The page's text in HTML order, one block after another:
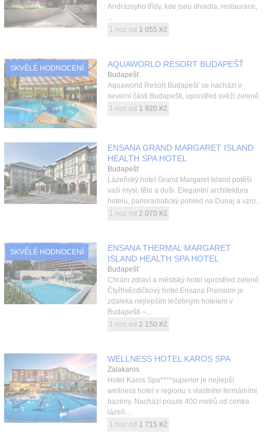
Andrássyho třídy, kde jsou divadla, restaurace,
...
1 noc od 1 055 Kč
SKVĚLÉ HODNOCENÍ AQUAWORLD RESORT BUDAPEŠŤ
Budapešť
Aquaworld Resort Budapešť se nachází v
severní části Budapešti, uprostřed svěží zeleně.
1 noc od 1 920 Kč
ENSANA GRAND MARGARET ISLAND
HEALTH SPA HOTEL
Budapešť
Lázeňský hotel Grand Margaret Island potěší
vaši mysl, tělo a duši. Elegantní architektura
hotelu, panoramatický pohled na Dunaj a vzro...
1 noc od 2 070 Kč
SKVĚLÉ HODNOCENÍ
ENSANA THERMAL MARGARET
ISLAND HEALTH SPA HOTEL
Budapešť
Chrám zdraví a městský hotel uprostřed zeleně.
Čtyřhvězdičkový hotel Ensana Premium je
zdaleka nejlepším léčebným hotelem v
Budapešti –...
1 noc od 2 150 Kč
WELLNESS HOTEL KAROS SPA
Zalakaros
Hotel Karos Spa****superior je nejlepší
wellness hotel v regionu s vlastními termálními
bazény. Nachází pouze 400 metrů od centra
lázeň...
1 noc od 1 715 Kč